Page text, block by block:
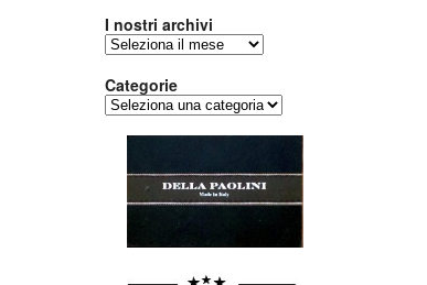
I nostri archivi
archivi
Categorie
Categorie